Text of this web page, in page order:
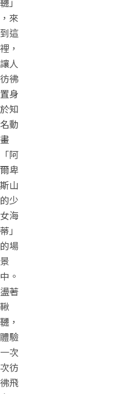
，來
到這
裡，
讓人
彷彿
置身
於知
名動
畫
「阿
爾卑
斯山
的少
女海
蒂」
的場
景
中。
盪著
鞦
韆，
體驗
一次
次彷
彿飛